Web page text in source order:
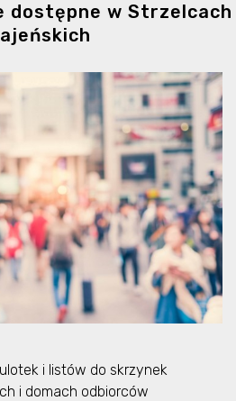
dostępne w Strzelcach
i listów do skrzynek
i domach odbiorców